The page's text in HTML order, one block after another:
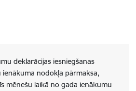
deklarācijas iesniegšanas
ienākuma nodokļa pārmaksa,​
mēnešu laikā no gada ienākumu